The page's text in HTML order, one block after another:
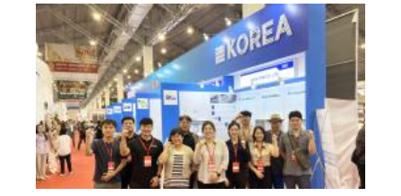
및 임원(이사, 감사) (전무이사 제외) 선출의 건 - 가. 제26대 이
사장에 (주)한국전기조명 백운기 대표이사를 선출하다. 나. 제
26대 이사에 14명과 감사 2명 도합 16명을 선출하다.